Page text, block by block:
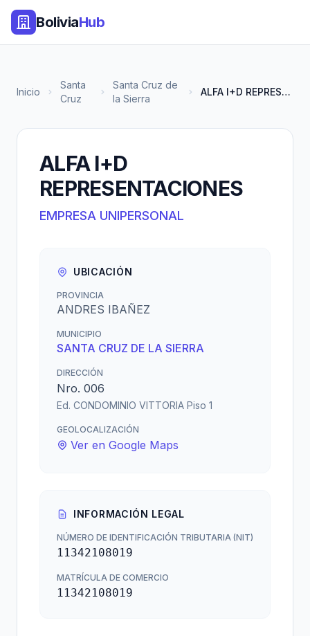
BoliviaHub
Inicio
Santa
Cruz
Santa Cruz de
la Sierra
ALFA I+D REPRESENTACIONES
ALFA I+D
REPRESENTACIONES
EMPRESA UNIPERSONAL
UBICACIÓN
PROVINCIA
ANDRES IBAÑEZ
MUNICIPIO
SANTA CRUZ DE LA SIERRA
DIRECCIÓN
Nro. 006
Ed. CONDOMINIO VITTORIA Piso 1
GEOLOCALIZACIÓN
Ver en Google Maps
INFORMACIÓN LEGAL
NÚMERO DE IDENTIFICACIÓN TRIBUTARIA (NIT)
11342108019
MATRÍCULA DE COMERCIO
11342108019